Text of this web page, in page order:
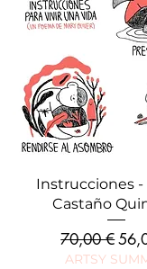
Aperçu
Instrucciones -
Castaño
Prix original
70,00 €Prix
ARTSY